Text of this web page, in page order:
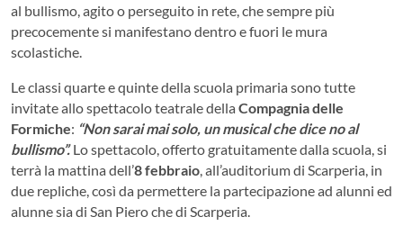
al bullismo, agito o perseguito in rete, che sempre più
precocemente si manifestano dentro e fuori le mura
scolastiche.
Le classi quarte e quinte della scuola primaria sono tutte
invitate allo spettacolo teatrale della Compagnia delle
Formiche: “Non sarai mai solo, un musical che dice no al
bullismo”.Lo spettacolo, offerto gratuitamente dalla scuola, si
terrà la mattina dell’8 febbraio, all’auditorium di Scarperia, in
due repliche, così da permettere la partecipazione ad alunni ed
alunne sia di San Piero che di Scarperia.